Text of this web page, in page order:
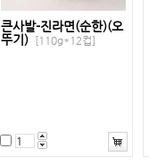
큰사발-진라면(순한)(오
뚜기)
[110g*12컵]